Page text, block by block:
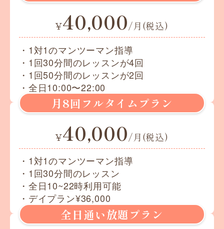
¥40,000/月(税込)
・1対1のマンツーマン指導
・1回30分間のレッスンが4回
・1回50分間のレッスンが2回
・全日10:00〜22:00
月8回フルタイムプラン
¥40,000/月(税込)
・1対1のマンツーマン指導
・1回30分間のレッスン
・全日10~22時利用可能
・デイプラン¥36,000
全日通い放題プラン